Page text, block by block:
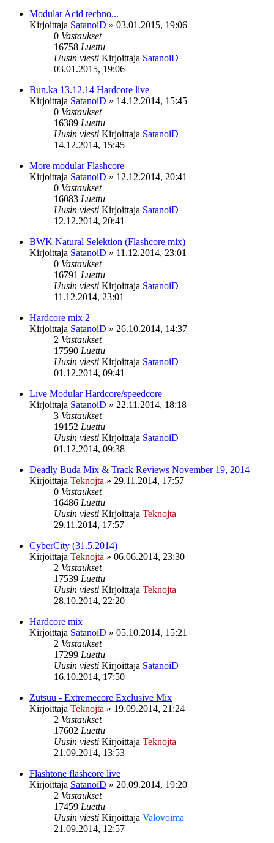
Modular Acid techno...
Kirjoittaja SatanoiD » 03.01.2015, 19:06
0 Vastaukset
16758 Luettu
Uusin viesti Kirjoittaja SatanoiD
03.01.2015, 19:06
Bun.ka 13.12.14 Hardcore live
Kirjoittaja SatanoiD » 14.12.2014, 15:45
0 Vastaukset
16389 Luettu
Uusin viesti Kirjoittaja SatanoiD
14.12.2014, 15:45
More modular Flashcore
Kirjoittaja SatanoiD » 12.12.2014, 20:41
0 Vastaukset
16083 Luettu
Uusin viesti Kirjoittaja SatanoiD
12.12.2014, 20:41
BWK Natural Selektion (Flashcore mix)
Kirjoittaja SatanoiD » 11.12.2014, 23:01
0 Vastaukset
16791 Luettu
Uusin viesti Kirjoittaja SatanoiD
11.12.2014, 23:01
Hardcore mix 2
Kirjoittaja SatanoiD » 26.10.2014, 14:37
2 Vastaukset
17590 Luettu
Uusin viesti Kirjoittaja SatanoiD
01.12.2014, 09:41
Live Modular Hardcore/speedcore
Kirjoittaja SatanoiD » 22.11.2014, 18:18
3 Vastaukset
19152 Luettu
Uusin viesti Kirjoittaja SatanoiD
01.12.2014, 09:38
Deadly Buda Mix & Track Reviews November 19, 2014
Kirjoittaja Teknojta » 29.11.2014, 17:57
0 Vastaukset
16486 Luettu
Uusin viesti Kirjoittaja Teknojta
29.11.2014, 17:57
CyberCity (31.5.2014)
Kirjoittaja Teknojta » 06.06.2014, 23:30
2 Vastaukset
17539 Luettu
Uusin viesti Kirjoittaja Teknojta
28.10.2014, 22:20
Hardcore mix
Kirjoittaja SatanoiD » 05.10.2014, 15:21
2 Vastaukset
17299 Luettu
Uusin viesti Kirjoittaja SatanoiD
16.10.2014, 17:50
Zutsuu - Extremecore Exclusive Mix
Kirjoittaja Teknojta » 19.09.2014, 21:24
2 Vastaukset
17602 Luettu
Uusin viesti Kirjoittaja Teknojta
21.09.2014, 13:53
Flashtone flashcore live
Kirjoittaja SatanoiD » 20.09.2014, 19:20
2 Vastaukset
17459 Luettu
Uusin viesti Kirjoittaja Valovoima
21.09.2014, 12:57